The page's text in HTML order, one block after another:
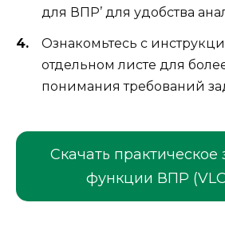
для ВПР’ для удобства
Ознакомьтесь с
отдельном листе для
понимания требований
Скачать практическое
функции ВПР